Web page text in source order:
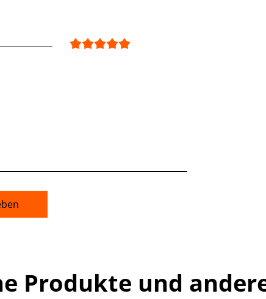
Produkte und